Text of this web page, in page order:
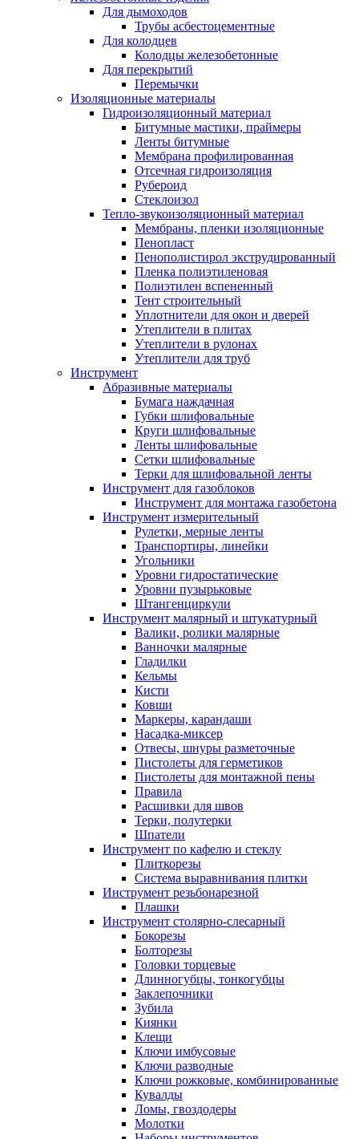
Для дымоходов
Трубы асбестоцементные
Для колодцев
Колодцы железобетонные
Для перекрытий
Перемычки
Изоляционные материалы
Гидроизоляционный материал
Битумные мастики, праймеры
Ленты битумные
Мембрана профилированная
Отсечная гидроизоляция
Рубероид
Стеклоизол
Тепло-звукоизоляционный материал
Мембраны, пленки изоляционные
Пенопласт
Пенополистирол экструдированный
Пленка полиэтиленовая
Полиэтилен вспененный
Тент строительный
Уплотнители для окон и дверей
Утеплители в плитах
Утеплители в рулонах
Утеплители для труб
Инструмент
Абразивные материалы
Бумага наждачная
Губки шлифовальные
Круги шлифовальные
Ленты шлифовальные
Сетки шлифовальные
Терки для шлифовальной ленты
Инструмент для газоблоков
Инструмент для монтажа газобетона
Инструмент измерительный
Рулетки, мерные ленты
Транспортиры, линейки
Угольники
Уровни гидростатические
Уровни пузырьковые
Штангенциркули
Инструмент малярный и штукатурный
Валики, ролики малярные
Ванночки малярные
Гладилки
Кельмы
Кисти
Ковши
Маркеры, карандаши
Насадка-миксер
Отвесы, шнуры разметочные
Пистолеты для герметиков
Пистолеты для монтажной пены
Правила
Расшивки для швов
Терки, полутерки
Шпатели
Инструмент по кафелю и стеклу
Плиткорезы
Система выравнивания плитки
Инструмент резьбонарезной
Плашки
Инструмент столярно-слесарный
Бокорезы
Болторезы
Головки торцевые
Длинногубцы, тонкогубцы
Заклепочники
Зубила
Киянки
Клещи
Ключи имбусовые
Ключи разводные
Ключи рожковые, комбинированные
Кувалды
Ломы, гвоздодеры
Молотки